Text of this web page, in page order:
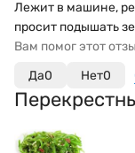
Лежит в машине,
просит подышать
Вам помог этот
Да0 Нет0